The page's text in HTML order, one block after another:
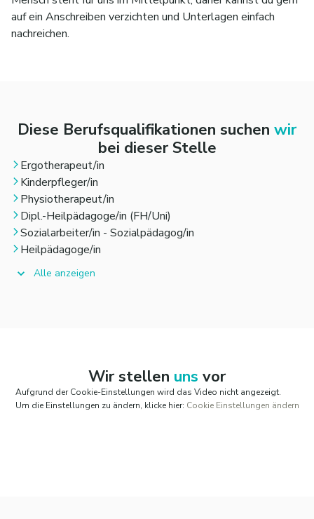
🫶🏼 Wenn du dich in diesen Anforderungen wiederfindest,
freuen wir uns darauf, dich kennenzulernen, auch wenn du
nicht alle Punkte erfüllst!
auf ein Anschreiben verzichten und Unterlagen einfach
nachreichen.
Diese Berufsqualifikationen suchen wir
bei dieser Stelle
Ergotherapeut/in
Kinderpfleger/in
Physiotherapeut/in
Dipl.-Heilpädagoge/in (FH/Uni)
Sozialarbeiter/in - Sozialpädagog/in
Heilpädagoge/in
Alle anzeigen
Wir stellen uns vor
Aufgrund der Cookie-Einstellungen wird das Video nicht angezeigt.
Um die Einstellungen zu ändern, klicke hier: Cookie Einstellungen ändern